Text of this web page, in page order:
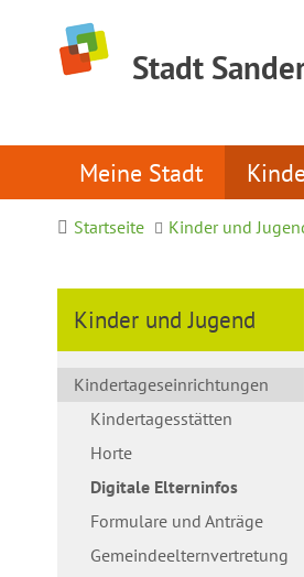
Stadt
Meine Stadt
Startseite Kinder und
Kinder und Jugend
Kindertageseinrichtungen
Kindertagesstätten
Horte
Digitale Elterninfos
Formulare und Anträge
Gemeindeelternvertretung